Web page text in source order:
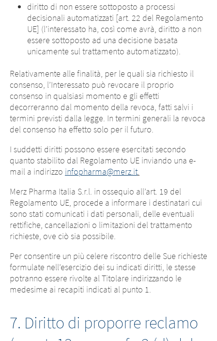
diritto di non essere sottoposto a processi
decisionali automatizzati [art. 22 del Regolamento
UE] (l’interessato ha, così come avrà, diritto a non
essere sottoposto ad una decisione basata
unicamente sul trattamento automatizzato).
Relativamente alle finalità, per le quali sia richiesto il
consenso, l’Interessato può revocare il proprio
consenso in qualsiasi momento e gli effetti
decorreranno dal momento della revoca, fatti salvi i
termini previsti dalla legge. In termini generali la revoca
del consenso ha effetto solo per il futuro.
I suddetti diritti possono essere esercitati secondo
quanto stabilito dal Regolamento UE inviando una e-
mail a indirizzo infopharma@merz.it.
Merz Pharma Italia S.r.l. in ossequio all’art. 19 del
Regolamento UE, procede a informare i destinatari cui
sono stati comunicati i dati personali, delle eventuali
rettifiche, cancellazioni o limitazioni del trattamento
richieste, ove ciò sia possibile.
Per consentire un più celere riscontro delle Sue richieste
formulate nell’esercizio dei su indicati diritti, le stesse
potranno essere rivolte al Titolare indirizzando le
medesime ai recapiti indicati al punto 1.
7. Diritto di proporre reclamo
Therapeutics GmbH non si assume alcuna
responsabilità per il contenuto di questi siti
web o per le conseguenze del loro uso da
parte dei visitatori. Ciò nonostante, ti
chiediamo di notificarci immediatamente di
collegati.
EXIT
CONTINUE TO
URL
gestito il sito. Merz Therapeutics GmbH
non accetta alcuna responsabilità per il
contenuto di questi siti web o per le
conseguenze del loro uso da parte dei
visitatori. Ciò nonostante, ti chiediamo
qualsiasi contenuto illecito presente nei
siti collegati.
CONTINUE TO URL